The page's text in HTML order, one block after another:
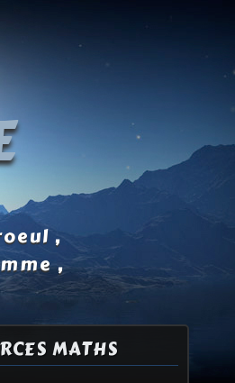
,
,
MATHS